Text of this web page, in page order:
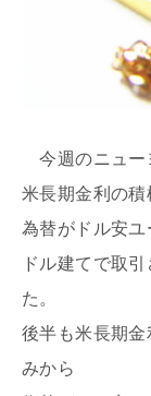
今週のニュー
米長期金利の
為替がドル安
ドル建てで取
た。
後半も米長期
みから